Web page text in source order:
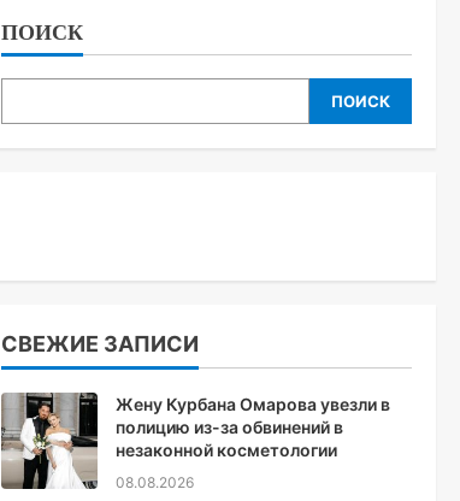
ПОИСК
ПОИСК
СВЕЖИЕ ЗАПИСИ
Жену Курбана Омарова увезли в
полицию из-за обвинений в
незаконной косметологии
08.08.2026